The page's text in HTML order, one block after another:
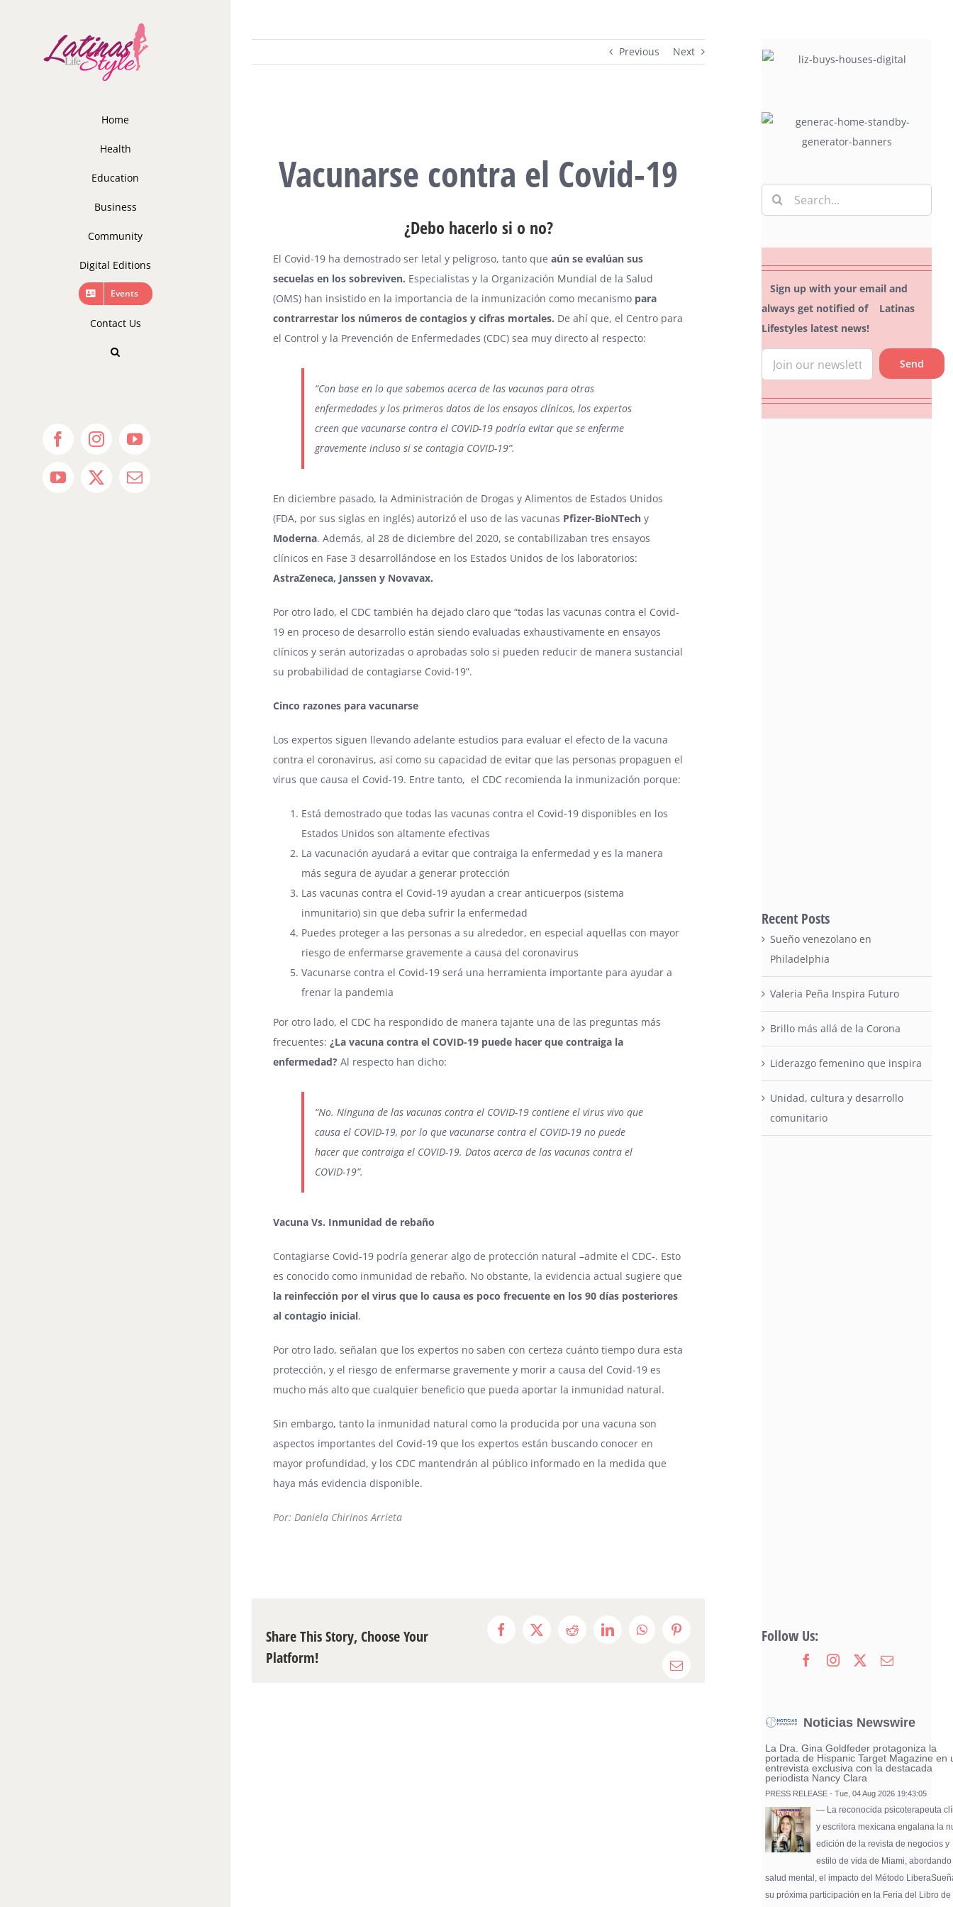
Home
Health
Education
Business
Community
Digital Editions
Events
Contact Us
FacebookInstagramYouTube
YouTube
X Email
Previous Next
Vacunarse contra el Covid-19
¿Debo hacerlo si o no?
El Covid-19 ha demostrado ser letal y peligroso, tanto que aún se evalúan sus
secuelas en los sobreviven. Especialistas y la Organización Mundial de la Salud
(OMS) han insistido en la importancia de la inmunización como mecanismo para
contrarrestar los números de contagios y cifras mortales. De ahí que, el Centro para
el Control y la Prevención de Enfermedades (CDC) sea muy directo al respecto:
“Con base en lo que sabemos acerca de las vacunas para otras
enfermedades y los primeros datos de los ensayos clínicos, los expertos
creen que vacunarse contra el COVID-19 podría evitar que se enferme
gravemente incluso si se contagia COVID-19”.
En diciembre pasado, la Administración de Drogas y Alimentos de Estados Unidos
(FDA, por sus siglas en inglés) autorizó el uso de las vacunas Pfizer-BioNTech y
Moderna. Además, al 28 de diciembre del 2020, se contabilizaban tres ensayos
clínicos en Fase 3 desarrollándose en los Estados Unidos de los laboratorios:
AstraZeneca, Janssen y Novavax​.
Por otro lado, el CDC también ha dejado claro que “todas las vacunas contra el Covid-
19 en proceso de desarrollo están siendo evaluadas exhaustivamente en ensayos
clínicos y serán autorizadas o aprobadas solo si pueden reducir de manera sustancial
su probabilidad de contagiarse Covid-19”.
Cinco razones para vacunarse
Los expertos siguen llevando adelante estudios para evaluar el efecto de la vacuna
contra el coronavirus, así como su capacidad de evitar que las personas propaguen el
virus que causa el Covid-19. Entre tanto, el CDC recomienda la inmunización porque:
Está demostrado que todas las vacunas contra el Covid-19 disponibles en los
Estados Unidos son altamente efectivas
La vacunación ayudará a evitar que contraiga la enfermedad y es la manera
más segura de ayudar a generar protección
Las vacunas contra el Covid-19 ayudan a crear anticuerpos (sistema
inmunitario) sin que deba sufrir la enfermedad
Puedes proteger a las personas a su alrededor, en especial aquellas con mayor
riesgo de enfermarse gravemente a causa del coronavirus
Vacunarse contra el Covid-19 será una herramienta importante para ayudar a
frenar la pandemia
Por otro lado, el CDC ha respondido de manera tajante una de las preguntas más
frecuentes: ¿La vacuna contra el COVID-19 puede hacer que contraiga la
enfermedad? Al respecto han dicho:
“No. Ninguna de las vacunas contra el COVID-19 contiene el virus vivo que
causa el COVID-19, por lo que vacunarse contra el COVID-19 no puede
hacer que contraiga el COVID-19. Datos acerca de las vacunas contra el
COVID-19”.
Vacuna Vs. Inmunidad de rebaño
Contagiarse Covid-19 podría generar algo de protección natural –admite el CDC-. Esto
es conocido como inmunidad de rebaño. No obstante, la evidencia actual sugiere que
la reinfección por el virus que lo causa es poco frecuente en los 90 días posteriores
al contagio inicial.
Por otro lado, señalan que los expertos no saben con certeza cuánto tiempo dura esta
protección, y el riesgo de enfermarse gravemente y morir a causa del Covid-19 es
mucho más alto que cualquier beneficio que pueda aportar la inmunidad natural.
Sin embargo, tanto la inmunidad natural como la producida por una vacuna son
aspectos importantes del Covid-19 que los expertos están buscando conocer en
mayor profundidad, y los CDC mantendrán al público informado en la medida que
haya más evidencia disponible.
Por: Daniela Chirinos Arrieta
Share This Story, Choose Your
Platform!
Facebook
X Reddit LinkedInWhatsAppPinterest
Email
Search
for:
Sign up with your email and
always get notified of Latinas
Lifestyles latest news!
Recent Posts
Sueño venezolano en
Philadelphia
Valeria Peña Inspira Futuro
Brillo más allá de la Corona
Liderazgo femenino que inspira
Unidad, cultura y desarrollo
comunitario
Follow Us:
Noticias Newswire
La Dra. Gina Goldfeder protagoniza la
portada de Hispanic Target Magazine en
entrevista exclusiva con la destacada
periodista Nancy Clara
PRESS RELEASE - Tue, 04 Aug 2026 19:43:05
— La reconocida psicoterapeuta
y escritora mexicana engalana la
edición de la revista de negocios y
estilo de vida de Miami,
salud mental, el impacto del Método
su próxima participación en la Feria del Libro de